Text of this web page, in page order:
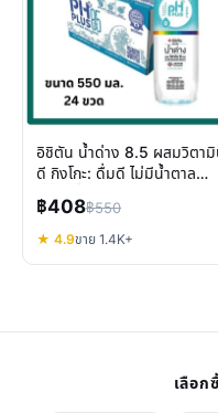
อิชิตัน น้ำด่าง 8.5 ผสมวิตา
ดี กิงโกะ: ดื่มดี ไม่มีน้ำตาล
แคลอรี่
฿408฿550
★ 4.9ขาย 1.4K+
เลือก